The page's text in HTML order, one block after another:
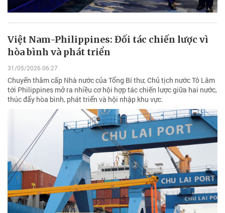
Việt Nam-Philippines: Đối tác chiến lược vì
hòa bình và phát triển
31/05/2026 06:27
Chuyến thăm cấp Nhà nước của Tổng Bí thư, Chủ tịch nước Tô Lâm
tới Philippines mở ra nhiều cơ hội hợp tác chiến lược giữa hai nước,
thúc đẩy hòa bình, phát triển và hội nhập khu vực.